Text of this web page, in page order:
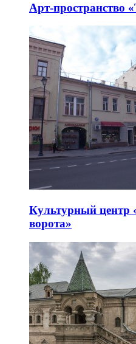
Арт-пространство
Культурный центр
ворота»